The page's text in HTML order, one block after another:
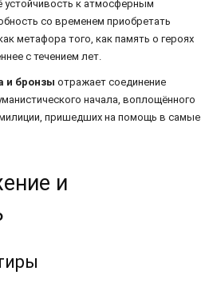
устойчивость к атмосферным
со временем приобретать
метафора того, как память о героях
с течением лет.
и бронзы отражает соединение
начала, воплощённого
пришедших на помощь в самые
и